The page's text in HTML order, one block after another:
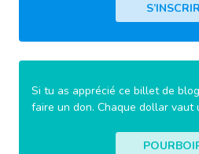
Si tu as apprécié ce billet de
faire un don. Chaque dollar vaut